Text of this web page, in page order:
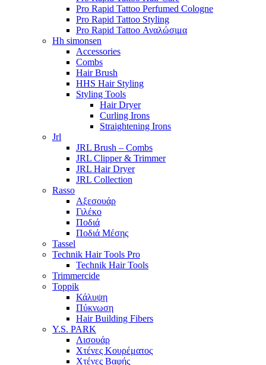
Pro Rapid Tattoo Perfumed Cologne
Pro Rapid Tattoo Styling
Pro Rapid Tattoo Αναλώσιμα
Hh simonsen
Accessories
Combs
Hair Brush
HHS Hair Styling
Styling Tools
Hair Dryer
Curling Irons
Straightening Irons
Jrl
JRL Brush – Combs
JRL Clipper & Trimmer
JRL Hair Dryer
JRL Collection
Rasso
Αξεσουάρ
Γιλέκο
Ποδιά
Ποδιά Μέσης
Tassel
Technik Hair Tools Pro
Technik Hair Tools
Trimmercide
Toppik
Κάλυψη
Πύκνωση
Hair Building Fibers
Y.S. PARK
Λισουάρ
Χτένες Κουρέματος
Χτένες Βαφής